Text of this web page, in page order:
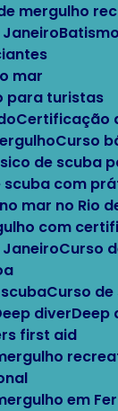
de mergulho
Janeiro
mar
para turistas
Curso
de scuba
scuba com
mar no Rio
com
Janeiro
Curso
scuba
Curso
Deep diver
first aid
em